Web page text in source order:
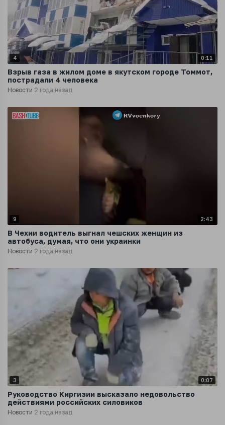
4 0:11
Взрыв газа в жилом доме в якутском городе Томмот,
пострадали 4 человека
Новости 2 года назад
9 2:43
В Чехии водитель выгнал чешских женщин из
автобуса, думая, что они украинки
Новости 2 года назад
3 0:07
Руководство Киргизии высказало недовольство
действиями российских силовиков
Новости 2 года назад